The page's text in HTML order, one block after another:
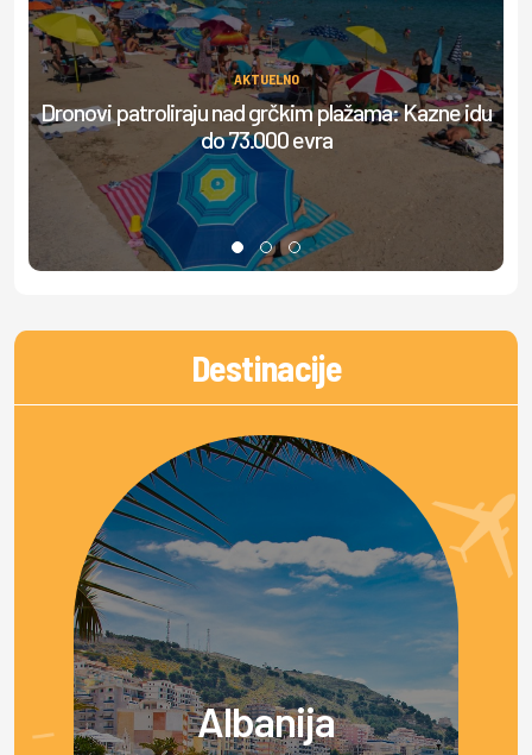
AKTUELNO
Dronovi patroliraju nad grčkim plažama: Kazne idu
do 73.000 evra
Destinacije
Albanija